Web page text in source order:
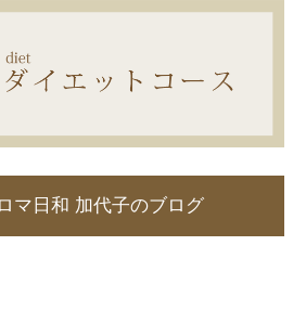
マ日和 加代子のブログ